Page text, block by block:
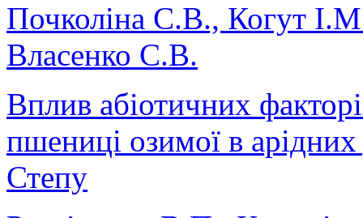
Почколіна С.В., Когут
Власенко С.В.
Вплив абіотичних
пшениці озимої в
Степу